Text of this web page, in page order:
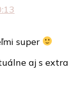
super
aj s extra